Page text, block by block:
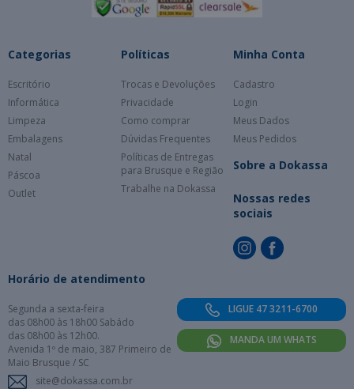
Categorias
Escritório
Informática
Limpeza
Embalagens
Natal
Páscoa
Outlet
Políticas
Trocas e Devoluções
Privacidade
Como comprar
Dúvidas Frequentes
Políticas de Entregas
para Brusque e Região
Trabalhe na Dokassa
Minha Conta
Cadastro
Login
Meus Dados
Meus Pedidos
Sobre a Dokassa
Nossas redes
sociais
Horário de atendimento
Segunda a sexta-feira
das 08h00 às 18h00 Sabádo
das 08h00 às 12h00.
Avenida 1º de maio, 387 Primeiro de
Maio Brusque / SC
site@dokassa.com.br
LIGUE 47 3211-6700
MANDA UM WHATS